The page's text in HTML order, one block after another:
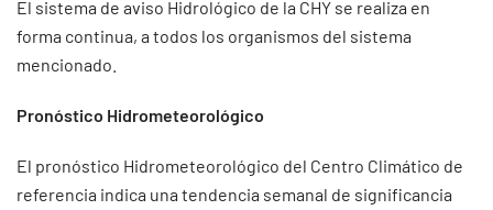
El sistema de aviso Hidrológico de la CHY se realiza en
forma continua, a todos los organismos del sistema
mencionado.
Pronóstico Hidrometeorológico
El pronóstico Hidrometeorológico del Centro Climático de
referencia indica una tendencia semanal de significancia